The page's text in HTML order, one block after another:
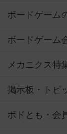
ボードゲーム
ボードゲーム
メカニクス特
掲示板・トピ
ボドとも・会